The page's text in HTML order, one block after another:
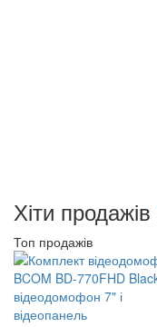
Хіти продажів
Топ продажів